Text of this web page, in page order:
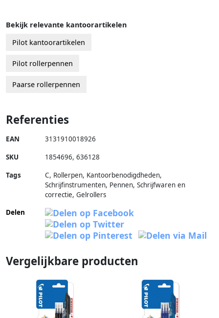
Bekijk relevante kantoorartikelen
Pilot kantoorartikelen
Pilot rollerpennen
Paarse rollerpennen
Referenties
EAN 3131910018926
SKU 1854696, 636128
Tags
C, Rollerpen, Kantoorbenodigdheden,
Schrijfinstrumenten, Pennen, Schrijfwaren en
correctie, Gelrollers
Delen
Vergelijkbare producten